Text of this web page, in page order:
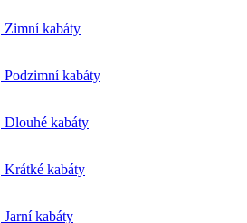
Zimní kabáty
Podzimní kabáty
Dlouhé kabáty
Krátké kabáty
Jarní kabáty